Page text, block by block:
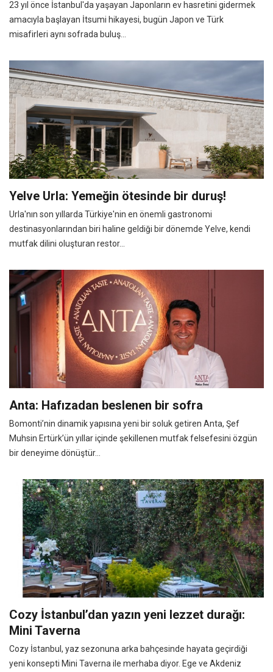
23 yıl önce İstanbul'da yaşayan Japonların ev hasretini gidermek
amacıyla başlayan İtsumi hikayesi, bugün Japon ve Türk
misafirleri aynı sofrada buluş...
Yelve Urla: Yemeğin ötesinde bir duruş!
Urla'nın son yıllarda Türkiye'nin en önemli gastronomi
destinasyonlarından biri haline geldiği bir dönemde Yelve, kendi
mutfak dilini oluşturan restor...
Anta: Hafızadan beslenen bir sofra
Bomonti’nin dinamik yapısına yeni bir soluk getiren Anta, Şef
Muhsin Ertürk’ün yıllar içinde şekillenen mutfak felsefesini özgün
bir deneyime dönüştür...
Cozy İstanbul’dan yazın yeni lezzet durağı:
Mini Taverna
Cozy İstanbul, yaz sezonuna arka bahçesinde hayata geçirdiği
yeni konsepti Mini Taverna ile merhaba diyor. Ege ve Akdeniz